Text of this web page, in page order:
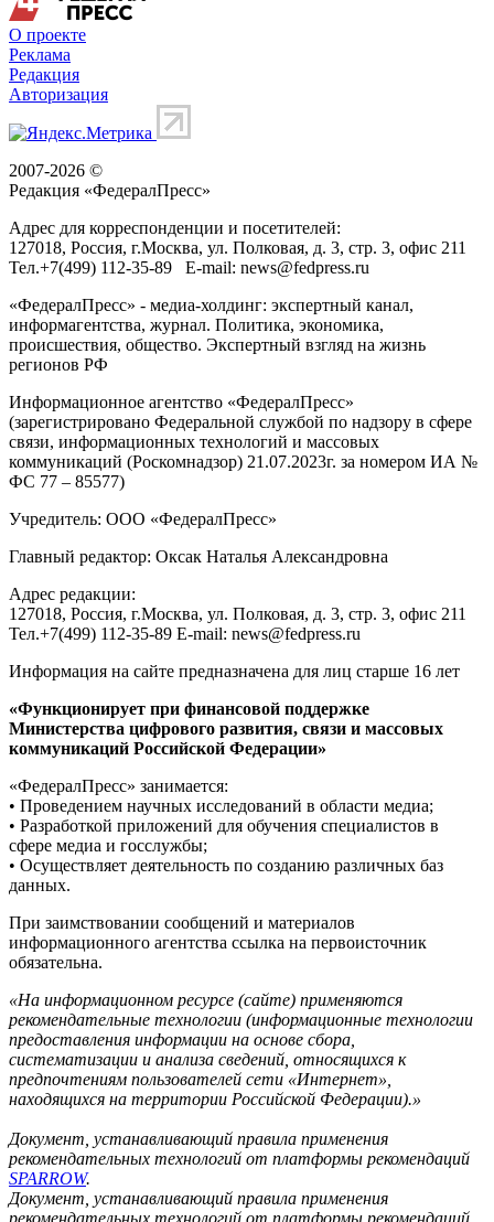
О проекте
Реклама
Редакция
Авторизация
2007-2026 ©
Редакция «ФедералПресс»
Адрес для корреспонденции и посетителей:
127018, Россия, г.Москва, ул. Полковая, д. 3, стр. 3, офис 211
Тел.+7(499) 112-35-89 E-mail: news@fedpress.ru
«ФедералПресс» - медиа-холдинг: экспертный канал,
информагентства, журнал. Политика, экономика,
происшествия, общество. Экспертный взгляд на жизнь
регионов РФ
Информационное агентство «ФедералПресс»
(зарегистрировано Федеральной службой по надзору в сфере
связи, информационных технологий и массовых
коммуникаций (Роскомнадзор) 21.07.2023г. за номером ИА №
ФС 77 – 85577)
Учредитель: ООО «ФедералПресс»
Главный редактор: Оксак Наталья Александровна
Адрес редакции:
127018, Россия, г.Москва, ул. Полковая, д. 3, стр. 3, офис 211
Тел.+7(499) 112-35-89 E-mail: news@fedpress.ru
Информация на сайте предназначена для лиц старше 16 лет
«Функционирует при финансовой поддержке
Министерства цифрового развития, связи и массовых
коммуникаций Российской Федерации»
«ФедералПресс» занимается:
• Проведением научных исследований в области медиа;
• Разработкой приложений для обучения специалистов в
сфере медиа и госслужбы;
• Осуществляет деятельность по созданию различных баз
данных.
При заимствовании сообщений и материалов
информационного агентства ссылка на первоисточник
обязательна.
«На информационном ресурсе (сайте) применяются
рекомендательные технологии (информационные технологии
предоставления информации на основе сбора,
систематизации и анализа сведений, относящихся к
предпочтениям пользователей сети «Интернет»,
находящихся на территории Российской Федерации).»
Документ, устанавливающий правила применения
рекомендательных технологий от платформы рекомендаций
SPARROW.
Документ, устанавливающий правила применения
рекомендательных технологий от платформы рекомендаций